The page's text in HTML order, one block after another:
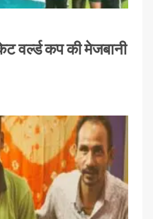
वर्ल्ड कप की मेजबानी